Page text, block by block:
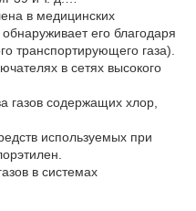
в медицинских
обнаруживает его благодаря
транспортирующего газа).
в сетях высокого
газов содержащих хлор,
используемых при
в системах